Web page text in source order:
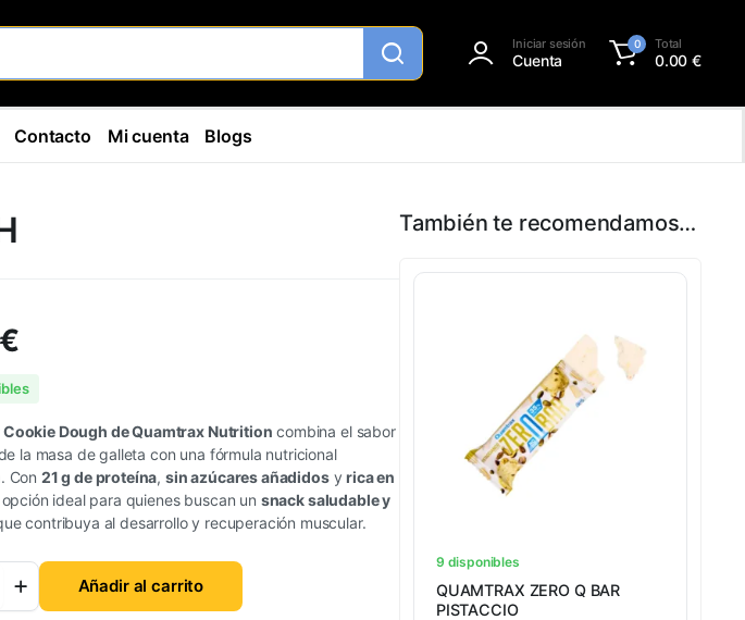
Iniciar sesión
Cuenta
0 Total
0.00€
Contacto Mi cuenta Blogs
€
Cookie Dough de Quamtrax Nutrition combina el sabor
la masa de galleta con una fórmula nutricional
Con 21 g de proteína,sin azúcares añadidosyrica en
ideal para quienes buscan un snack saludable y
contribuya al desarrollo y recuperación muscular.
Añadir al carrito
También te recomendamos…
9 disponibles
QUAMTRAX ZERO Q BAR
PISTACCIO